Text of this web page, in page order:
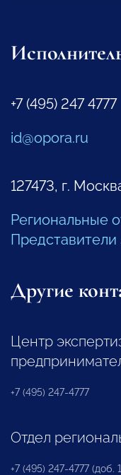
+7 (495) 247 4777
id@opora.ru
127473, г.
Региональные
Другие
Центр
+7 (495) 247-4777
Отдел
+7 (495) 247-4777 (доб.